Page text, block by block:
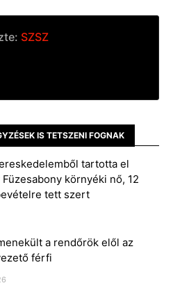
SZSZ
IS TETSZENI FOGNAK
tartotta el
környéki nő, 12
tett szert
a rendőrök elől az
férfi